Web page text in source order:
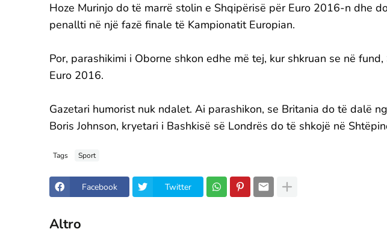
Hoze Murinjo do të marrë stolin e Shqipërisë për Euro 2016-n dhe
penallti në një fazë finale të Kampionatit Europian.
Por, parashikimi i Oborne shkon edhe më tej, kur shkruan se në
Euro 2016.
Gazetari humorist nuk ndalet. Ai parashikon, se Britania do të dalë
Boris Johnson, kryetari i Bashkisë së Londrës do të shkojë në
Tags Sport
Facebook Twitter
Altro